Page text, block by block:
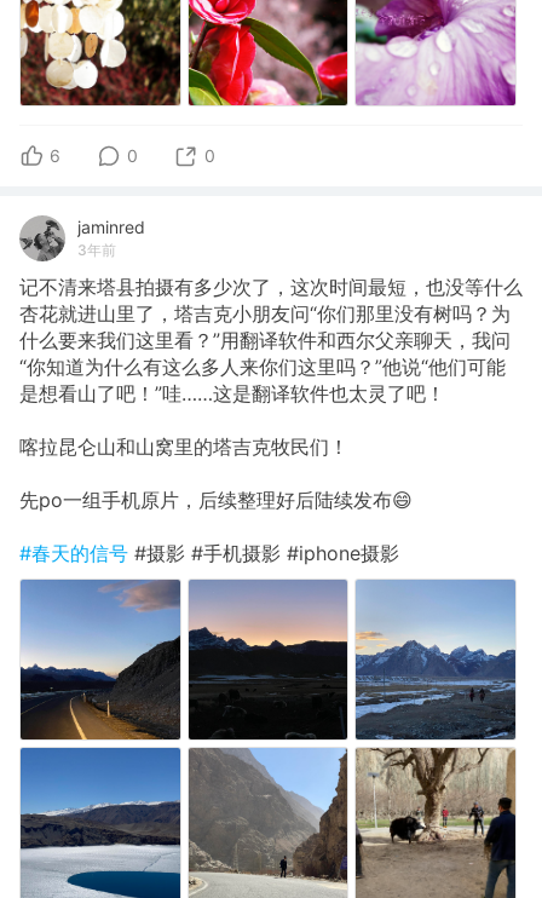
6 0 0
jaminred
3年前
记不清来塔县拍摄有多少次了，这次时间最短，也没等什么
杏花就进山里了，塔吉克小朋友问“你们那里没有树吗？为
什么要来我们这里看？”用翻译软件和西尔父亲聊天，我问
“你知道为什么有这么多人来你们这里吗？”他说“他们可能
是想看山了吧！”哇……这是翻译软件也太灵了吧！
喀拉昆仑山和山窝里的塔吉克牧民们！
先po一组手机原片，后续整理好后陆续发布😄
#春天的信号 #摄影 #手机摄影 #iphone摄影